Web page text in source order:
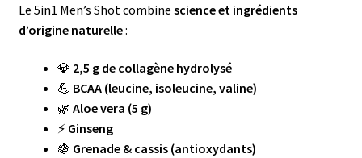
Le 5in1 Men’s Shot combine science et ingrédients
d’origine naturelle:
💎 2,5 g de collagène hydrolysé
💪 BCAA (leucine, isoleucine, valine)
🌿 Aloe vera (5 g)
⚡ Ginseng
🍇 Grenade & cassis (antioxydants)